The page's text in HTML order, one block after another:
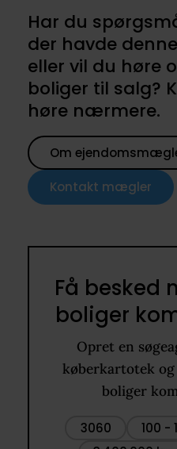
Har du
der havde
eller vil du høre
boliger til salg?
høre nærmere.
Om
Kontakt mægler
Få besked
boliger
Opret en
køberkartotek
boliger
3060 100 -